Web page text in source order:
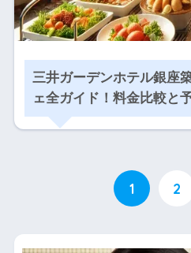
三井ガーデンホテル銀座
ェ全ガイド！料金比較と
1 2